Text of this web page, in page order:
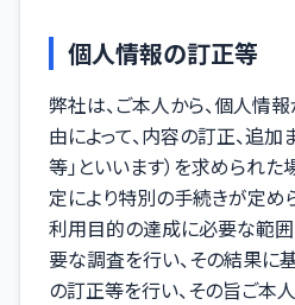
個人情報の訂正等
弊社は、ご本人から、個人情
由によって、内容の訂正、追加
等」といいます）を求められ
定により特別の手続きが定め
利用目的の達成に必要な範囲
要な調査を行い、その結果に
の訂正等を行い、その旨ご本